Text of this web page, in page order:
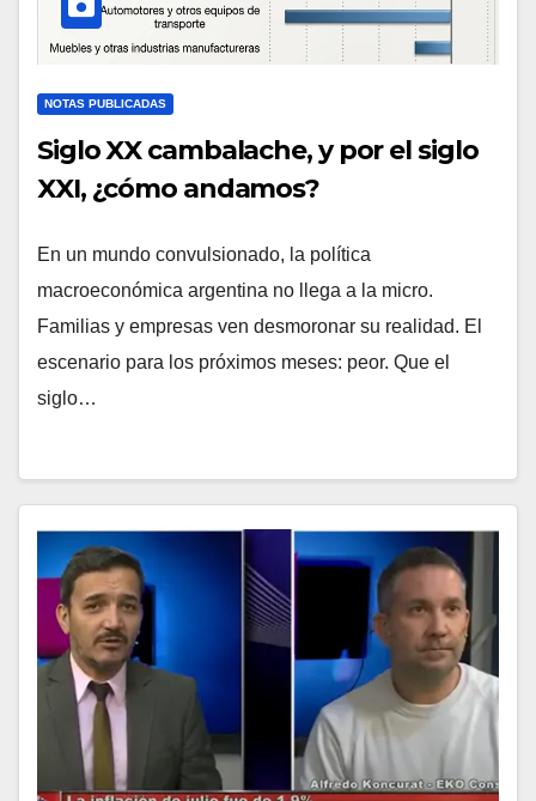
NOTAS PUBLICADAS
Siglo XX cambalache, y por el siglo
XXI, ¿cómo andamos?
En un mundo convulsionado, la política
macroeconómica argentina no llega a la micro.
Familias y empresas ven desmoronar su realidad. El
escenario para los próximos meses: peor. Que el
siglo…